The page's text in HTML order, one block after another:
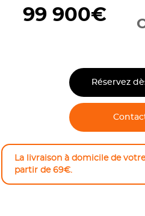
99 900€
Réservez
La livraison à domicile de
partir de 69€.